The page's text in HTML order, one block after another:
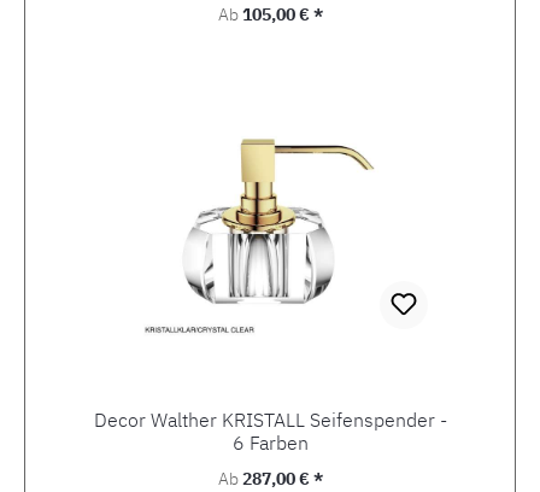
Regulärer Preis:
Ab105,00 € *
Decor Walther KRISTALL Seifenspender -
6 Farben
Regulärer Preis:
Ab287,00 € *